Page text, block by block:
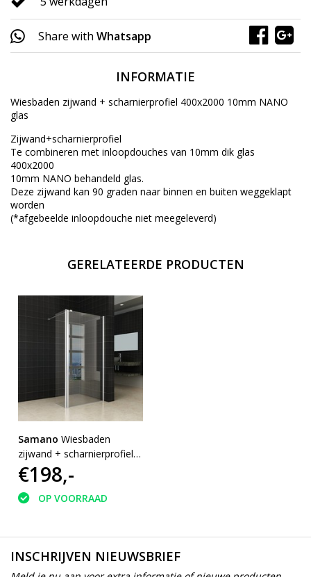
Share with Whatsapp
INFORMATIE
Wiesbaden zijwand + scharnierprofiel 400x2000 10mm NANO
glas
Zijwand+scharnierprofiel
Te combineren met inloopdouches van 10mm dik glas
400x2000
10mm NANO behandeld glas.
Deze zijwand kan 90 graden naar binnen en buiten weggeklapt
worden
(*afgebeelde inloopdouche niet meegeleverd)
GERELATEERDE PRODUCTEN
Samano Wiesbaden
zijwand + scharnierprofiel
300x2000 10mm NANO
glas
€198,-
OP VOORRAAD
INSCHRIJVEN NIEUWSBRIEF